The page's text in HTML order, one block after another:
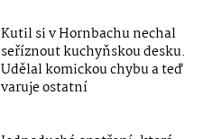
Kutil si v Hornbachu nechal
seříznout kuchyňskou desku.
Udělal komickou chybu a teď
varuje ostatní